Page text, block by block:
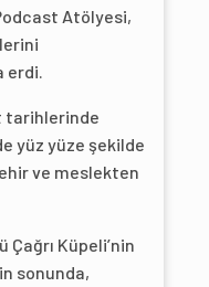
Atölyesi,
erdi.
tarihlerinde
yüz yüze şekilde
ve meslekten
Küpeli’nin
sonunda,